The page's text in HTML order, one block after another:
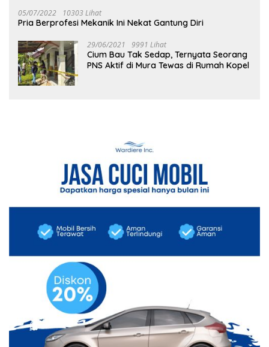
05/07/2022 10303 Lihat
Pria Berprofesi Mekanik Ini Nekat Gantung Diri
29/06/2021 9991 Lihat
Cium Bau Tak Sedap, Ternyata Seorang
PNS Aktif di Mura Tewas di Rumah Kopel